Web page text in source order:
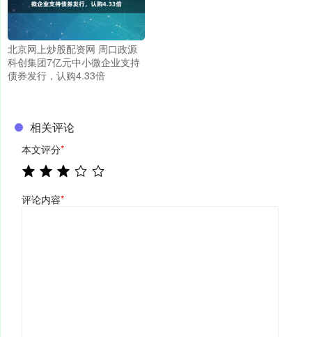
北京网上炒股配资网 周口政源
科创集团7亿元中小微企业支持
债券发行，认购4.33倍
相关评论
本文评分*
评论内容*